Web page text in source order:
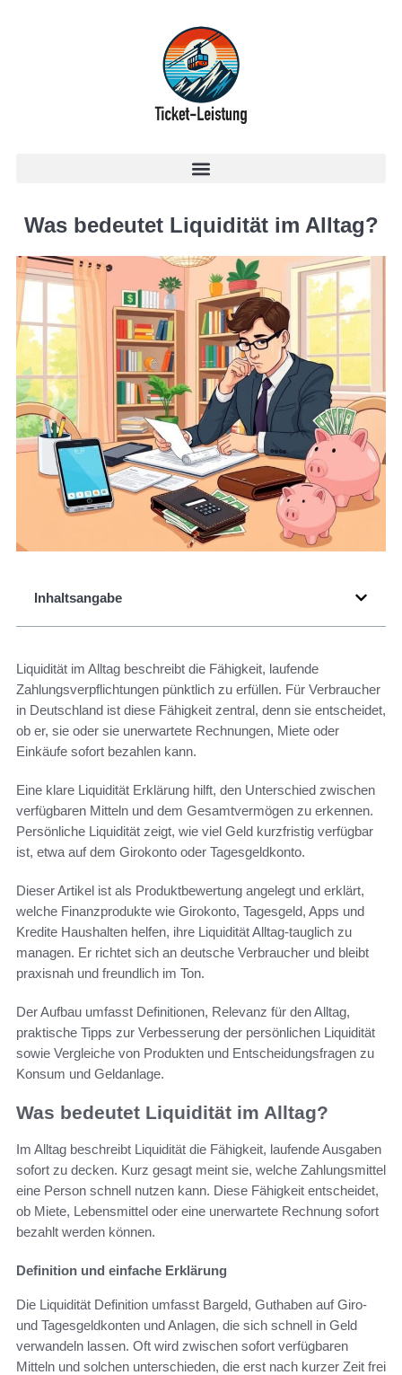
Was bedeutet Liquidität im Alltag?
Inhaltsangabe
Liquidität im Alltag beschreibt die Fähigkeit, laufende
Zahlungsverpflichtungen pünktlich zu erfüllen. Für Verbraucher
in Deutschland ist diese Fähigkeit zentral, denn sie entscheidet,
ob er, sie oder sie unerwartete Rechnungen, Miete oder
Einkäufe sofort bezahlen kann.
Eine klare Liquidität Erklärung hilft, den Unterschied zwischen
verfügbaren Mitteln und dem Gesamtvermögen zu erkennen.
Persönliche Liquidität zeigt, wie viel Geld kurzfristig verfügbar
ist, etwa auf dem Girokonto oder Tagesgeldkonto.
Dieser Artikel ist als Produktbewertung angelegt und erklärt,
welche Finanzprodukte wie Girokonto, Tagesgeld, Apps und
Kredite Haushalten helfen, ihre Liquidität Alltag-tauglich zu
managen. Er richtet sich an deutsche Verbraucher und bleibt
praxisnah und freundlich im Ton.
Der Aufbau umfasst Definitionen, Relevanz für den Alltag,
praktische Tipps zur Verbesserung der persönlichen Liquidität
sowie Vergleiche von Produkten und Entscheidungsfragen zu
Konsum und Geldanlage.
Was bedeutet Liquidität im Alltag?
Im Alltag beschreibt Liquidität die Fähigkeit, laufende Ausgaben
sofort zu decken. Kurz gesagt meint sie, welche Zahlungsmittel
eine Person schnell nutzen kann. Diese Fähigkeit entscheidet,
ob Miete, Lebensmittel oder eine unerwartete Rechnung sofort
bezahlt werden können.
Definition und einfache Erklärung
Die Liquidität Definition umfasst Bargeld, Guthaben auf Giro-
und Tagesgeldkonten und Anlagen, die sich schnell in Geld
verwandeln lassen. Oft wird zwischen sofort verfügbaren
Mitteln und solchen unterschieden, die erst nach kurzer Zeit frei